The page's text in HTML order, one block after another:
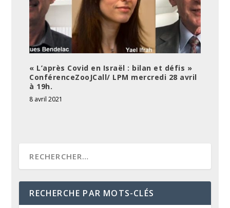
« L’après Covid en Israël : bilan et défis »
ConférenceZooJCall/ LPM mercredi 28 avril
à 19h.
8 avril 2021
RECHERCHE PAR MOTS-CLÉS